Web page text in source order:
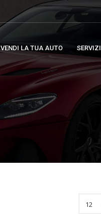
VENDI LA TUA AUTO SERVIZI
12